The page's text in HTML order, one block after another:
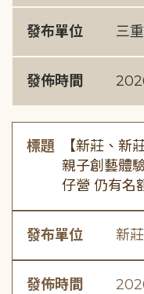
發布單位 三
發佈時間
標題
【新莊、新
親子創藝體
仔營 仍有名
發布單位 新
發佈時間